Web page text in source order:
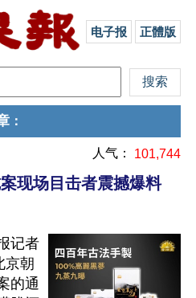
电子报 正體版
：
人气： 101,744
现场目击者震撼爆料
记者
京朝
的通